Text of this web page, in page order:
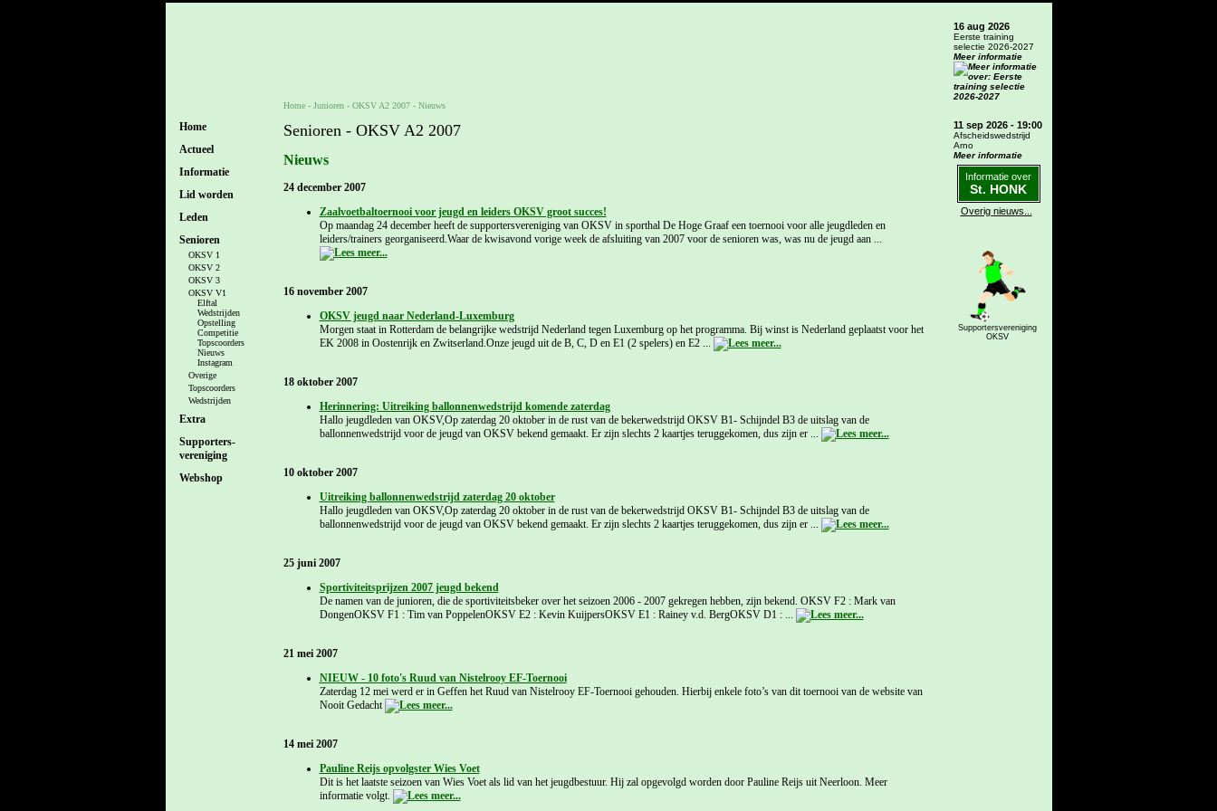
Home
Actueel
Informatie
Lid worden
Leden
Senioren
OKSV 1
OKSV 2
OKSV 3
OKSV V1
Elftal
Wedstrijden
Opstelling
Competitie
Topscoorders
Nieuws
Instagram
Overige
Topscoorders
Wedstrijden
Extra
Supporters-
vereniging
Webshop
Home- Junioren - OKSV A2 2007- Nieuws
Senioren - OKSV A2 2007
Nieuws
24 december 2007
Zaalvoetbaltoernooi voor jeugd en leiders OKSV groot succes!
Op maandag 24 december heeft de supportersvereniging van OKSV in sporthal De Hoge Graaf een toernooi voor alle jeugdleden en
leiders/trainers georganiseerd.Waar de kwisavond vorige week de afsluiting van 2007 voor de senioren was, was nu de jeugd aan ...
16 november 2007
OKSV jeugd naar Nederland-Luxemburg
Morgen staat in Rotterdam de belangrijke wedstrijd Nederland tegen Luxemburg op het programma. Bij winst is Nederland geplaatst voor het
EK 2008 in Oostenrijk en Zwitserland.Onze jeugd uit de B, C, D en E1 (2 spelers) en E2 ...
18 oktober 2007
Herinnering: Uitreiking ballonnenwedstrijd komende zaterdag
Hallo jeugdleden van OKSV,Op zaterdag 20 oktober in de rust van de bekerwedstrijd OKSV B1- Schijndel B3 de uitslag van de
ballonnenwedstrijd voor de jeugd van OKSV bekend gemaakt. Er zijn slechts 2 kaartjes teruggekomen, dus zijn er ...
10 oktober 2007
Uitreiking ballonnenwedstrijd zaterdag 20 oktober
Hallo jeugdleden van OKSV,Op zaterdag 20 oktober in de rust van de bekerwedstrijd OKSV B1- Schijndel B3 de uitslag van de
ballonnenwedstrijd voor de jeugd van OKSV bekend gemaakt. Er zijn slechts 2 kaartjes teruggekomen, dus zijn er ...
25 juni 2007
Sportiviteitsprijzen 2007 jeugd bekend
De namen van de junioren, die de sportiviteitsbeker over het seizoen 2006 - 2007 gekregen hebben, zijn bekend. OKSV F2 : Mark van
DongenOKSV F1 : Tim van PoppelenOKSV E2 : Kevin KuijpersOKSV E1 : Rainey v.d. BergOKSV D1 : ...
21 mei 2007
NIEUW - 10 foto's Ruud van Nistelrooy EF-Toernooi
Zaterdag 12 mei werd er in Geffen het Ruud van Nistelrooy EF-Toernooi gehouden. Hierbij enkele foto’s van dit toernooi van de website van
Nooit Gedacht
14 mei 2007
Pauline Reijs opvolgster Wies Voet
Dit is het laatste seizoen van Wies Voet als lid van het jeugdbestuur. Hij zal opgevolgd worden door Pauline Reijs uit Neerloon. Meer
informatie volgt.
16 aug 2026
Eerste training
selectie 2026-2027
Meer informatie
11 sep 2026 - 19:00
Afscheidswedstrijd
Arno
Meer informatie
Informatie over
St. HONK
Overig nieuws...
Supportersvereniging
OKSV